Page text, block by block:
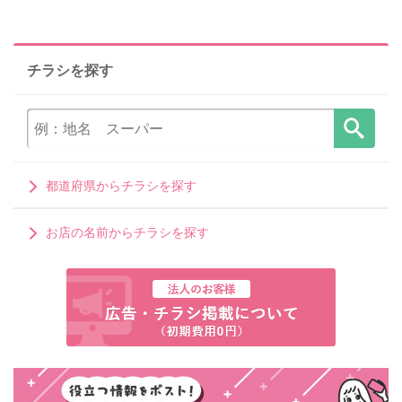
チラシを探す
都道府県からチラシを探す
お店の名前からチラシを探す